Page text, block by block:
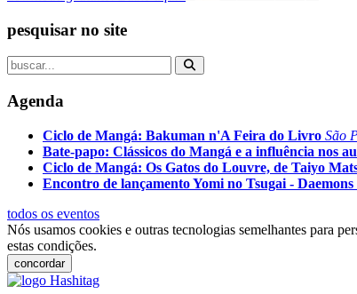
pesquisar no site
Agenda
Ciclo de Mangá: Bakuman n'A Feira do Livro São
Bate-papo: Clássicos do Mangá e a influência nos
Ciclo de Mangá: Os Gatos do Louvre, de Taiyo
Encontro de lançamento Yomi no Tsugai -
todos os eventos
Nós usamos cookies e outras tecnologias semelhantes para
estas condições.
concordar